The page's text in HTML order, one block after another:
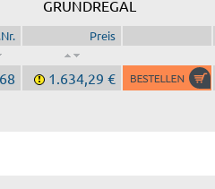
GRUNDREGAL
Preis
1.634,29 €